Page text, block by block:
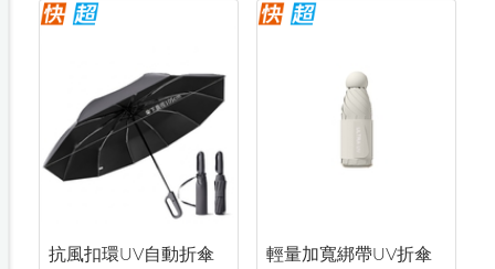
抗風扣環UV自動折傘
輕量加寬綁帶UV折傘